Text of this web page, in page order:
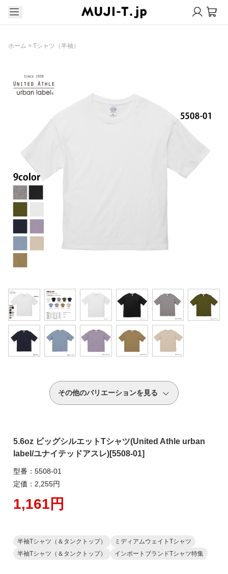
ホーム > Tシャツ（半袖）
その他のバリエーションを見る
5.6oz ビッグシルエットTシャツ(United Athle urban
label/ユナイテッドアスレ)[5508-01]
型番：5508-01
定価：2,255円
1,161円
半袖Tシャツ（＆タンクトップ）
ミディアムウェイトTシャツ
半袖Tシャツ（＆タンクトップ）
インポートブランドTシャツ特集